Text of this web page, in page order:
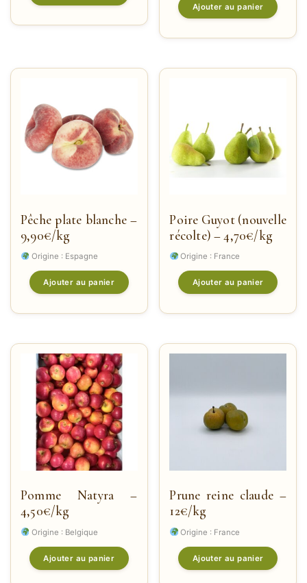
Ajouter au panier
Pêche plate blanche –
9,90€/kg
Origine : Espagne
Ajouter au panier
Poire Guyot (nouvelle
récolte) – 4,70€/kg
Origine : France
Ajouter au panier
Pomme Natyra –
4,50€/kg
Origine : Belgique
Ajouter au panier
Prune reine claude –
12€/kg
Origine : France
Ajouter au panier